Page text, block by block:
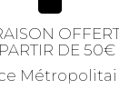
DE 50€